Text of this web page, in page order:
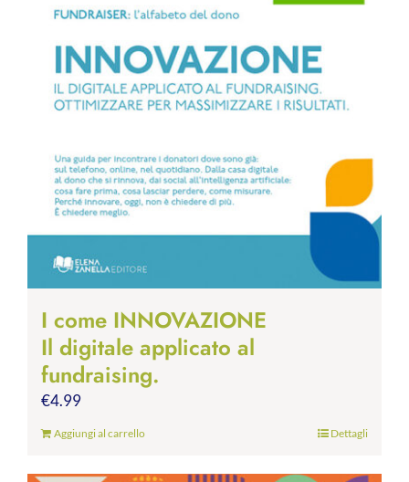
I come INNOVAZIONE
Il digitale applicato al
fundraising.
€4.99
Aggiungi al carrello Dettagli